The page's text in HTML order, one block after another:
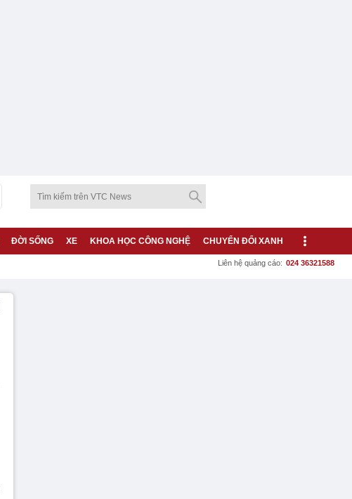
ĐỜI SỐNG XE KHOA HỌC CÔNG NGHỆ CHUYỂN ĐỔI XANH
Liên hệ quảng cáo: 024 36321588